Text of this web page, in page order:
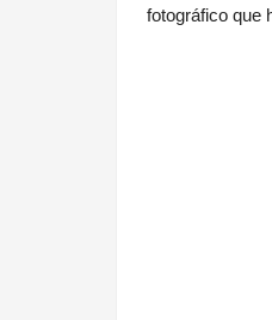
fotográfico que